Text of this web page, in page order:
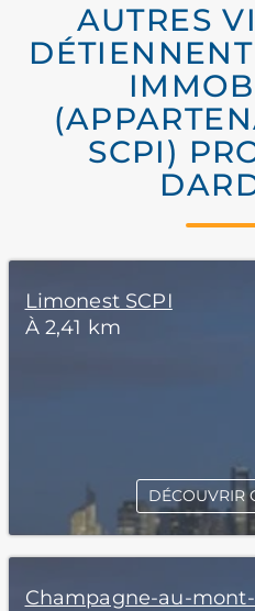
AUTRES
SCPI)
Limonest SCPI
À 2,41 km
DÉCOUVRIR
Champagne-au-mont-